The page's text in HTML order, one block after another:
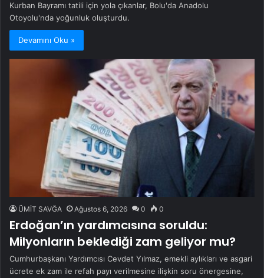
Kurban Bayramı tatili için yola çıkanlar, Bolu'da Anadolu
Otoyolu'nda yoğunluk oluşturdu.
Devamını Oku »
ÜMİT SAVĞA Ağustos 6, 2026 0 0
Erdoğan’ın yardımcısına soruldu:
Milyonların beklediği zam geliyor mu?
Cumhurbaşkanı Yardımcısı Cevdet Yılmaz, emekli aylıkları ve asgari
ücrete ek zam ile refah payı verilmesine ilişkin soru önergesine,